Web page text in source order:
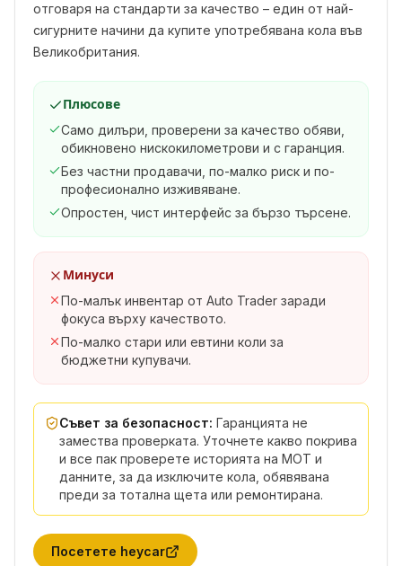
отговаря на стандарти за качество – един от най-
сигурните начини да купите употребявана кола във
Великобритания.
Плюсове
Само дилъри, проверени за качество обяви,
обикновено нискокилометрови и с гаранция.
Без частни продавачи, по-малко риск и по-
професионално изживяване.
Опростен, чист интерфейс за бързо търсене.
Минуси
По-малък инвентар от Auto Trader заради
фокуса върху качеството.
По-малко стари или евтини коли за
бюджетни купувачи.
Съвет за безопасност: Гаранцията не
замества проверката. Уточнете какво покрива
и все пак проверете историята на MOT и
данните, за да изключите кола, обявявана
преди за тотална щета или ремонтирана.
Посетете heycar